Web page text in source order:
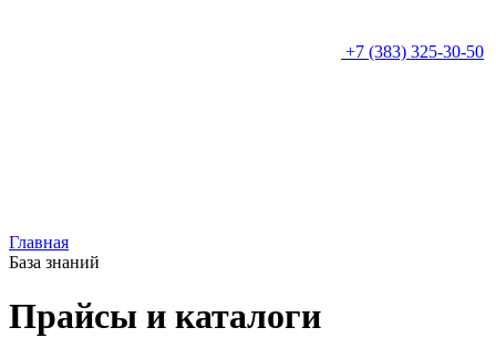
+7 (383) 325-30-50
Главная
База знаний
Прайсы и каталоги